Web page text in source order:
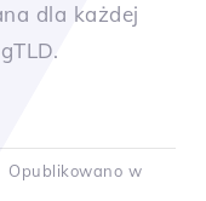
dla każdej
Opublikowano w